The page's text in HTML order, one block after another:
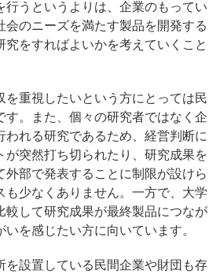
行うというよりは、企業のもってい
会のニーズを満たす製品を開発する
究をすればよいかを考えていくこと
を重視したいという方にとっては民
す。また、個々の研究者ではなく企
われる研究であるため、経営判断に
が突然打ち切られたり、研究成果を
外部で発表することに制限が設けら
も少なくありません。一方で、大学
較して研究成果が最終製品につなが
を感じたい方に向いています。
を設置している民間企業や財団も存